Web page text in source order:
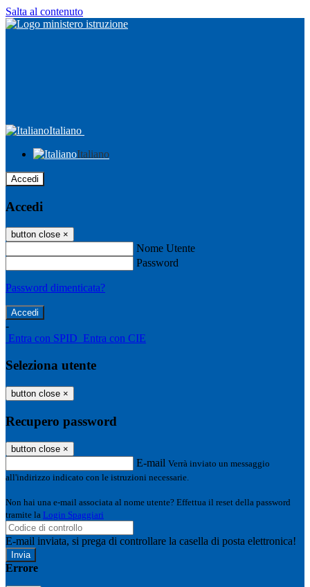
Salta al contenuto
Italiano
Italiano
Accedi
Accedi
button close ×
Nome Utente
Password
Password dimenticata?
-
Entra con SPID Entra con CIE
Seleziona utente
button close ×
Recupero password
button close ×
E-mail Verrà inviato un messaggio
all'indirizzo indicato con le istruzioni necessarie.
Non hai una e-mail associata al nome utente? Effettua il reset della password
tramite la Login Spaggiari
E-mail inviata, si prega di controllare la casella di posta elettronica!
Errore